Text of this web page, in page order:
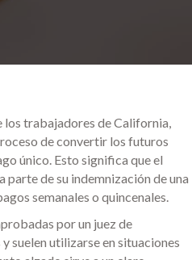
los trabajadores de California,
de convertir los futuros
único. Esto significa que el
de su indemnización de una
semanales o quincenales.
por un juez de
suelen utilizarse en situaciones